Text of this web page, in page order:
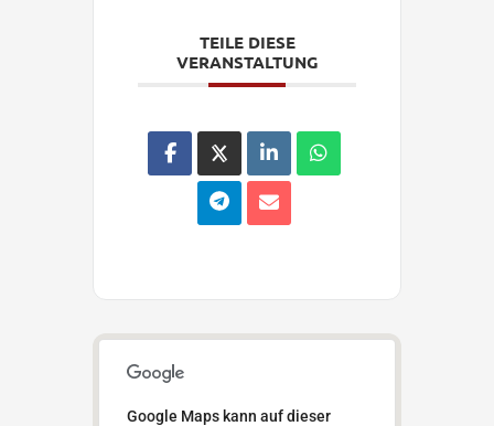
TEILE DIESE
VERANSTALTUNG
Google Maps kann auf dieser